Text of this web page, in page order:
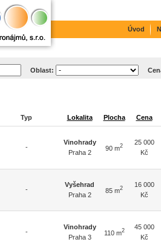
Oblast:
Typ Lokalita Plocha Cena
-
Vinohrady
Praha 2
90 m2
25 000
Kč
-
Vyšehrad
Praha 2
85 m2
16 000
Kč
-
Vinohrady
Praha 3
110 m2
45 000
Kč
Úvod